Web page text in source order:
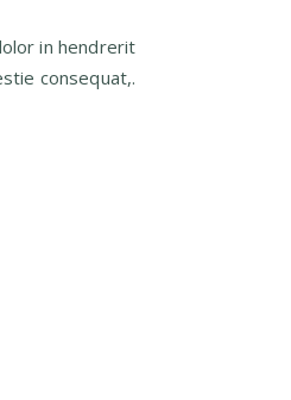
in hendrerit
consequat,.